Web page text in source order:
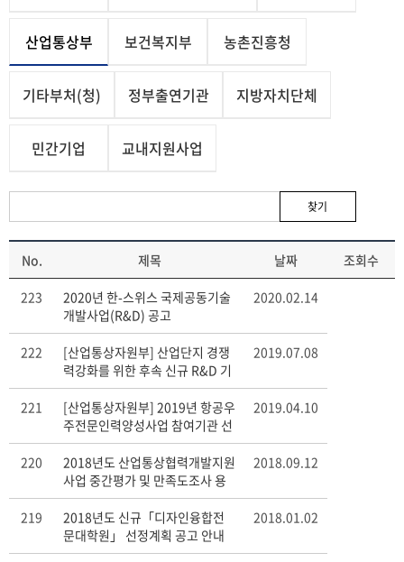
산업통상부 보건복지부 농촌진흥청
기타부처(청) 정부출연기관 지방자치단체
민간기업 교내지원사업
찾기
No. 제목 날짜 조회수
223
2020년 한-스위스 국제공동기술
개발사업(R&D) 공고
2020.02.14
222
[산업통상자원부] 산업단지 경쟁
력강화를 위한 후속 신규 R&D 기
획사업 공청회 개최 안내
2019.07.08
221
[산업통상자원부] 2019년 항공우
주전문인력양성사업 참여기관 선
정 공고 안내
2019.04.10
220
2018년도 산업통상협력개발지원
사업 중간평가 및 만족도조사 용
역
2018.09.12
219
2018년도 신규「디자인융합전
문대학원」 선정계획 공고 안내
2018.01.02